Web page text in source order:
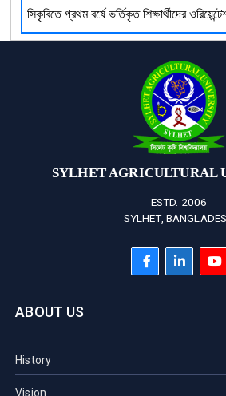
সিকৃবিতে প্রথম বর্ষে ভর্তিকৃত শিক্ষার্থীদের
SYLHET AGRICULTURAL
ESTD. 2006
SYLHET,
ABOUT US
History
Vision